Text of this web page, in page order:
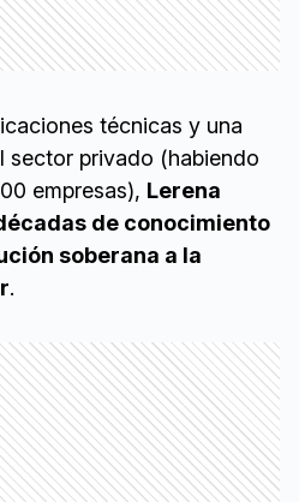
técnicas y una
sector privado (habiendo
empresas), Lerena
de conocimiento
soberana a la
.